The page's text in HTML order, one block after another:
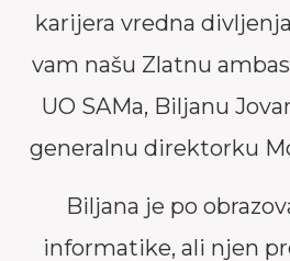
karijera vredna
vam našu Zlatnu
UO SAMa, Biljanu
generalnu direktorku
Biljana je po
informatike, ali njen